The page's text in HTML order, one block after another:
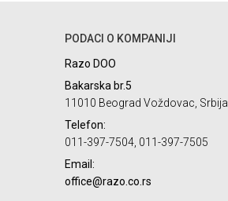
POŠALJI
PODACI O KOMPANIJI
Razo DOO
Bakarska br.5
11010 Beograd Voždovac, Srbija
Telefon:
011-397-7504, 011-397-7505
Email:
office@razo.co.rs